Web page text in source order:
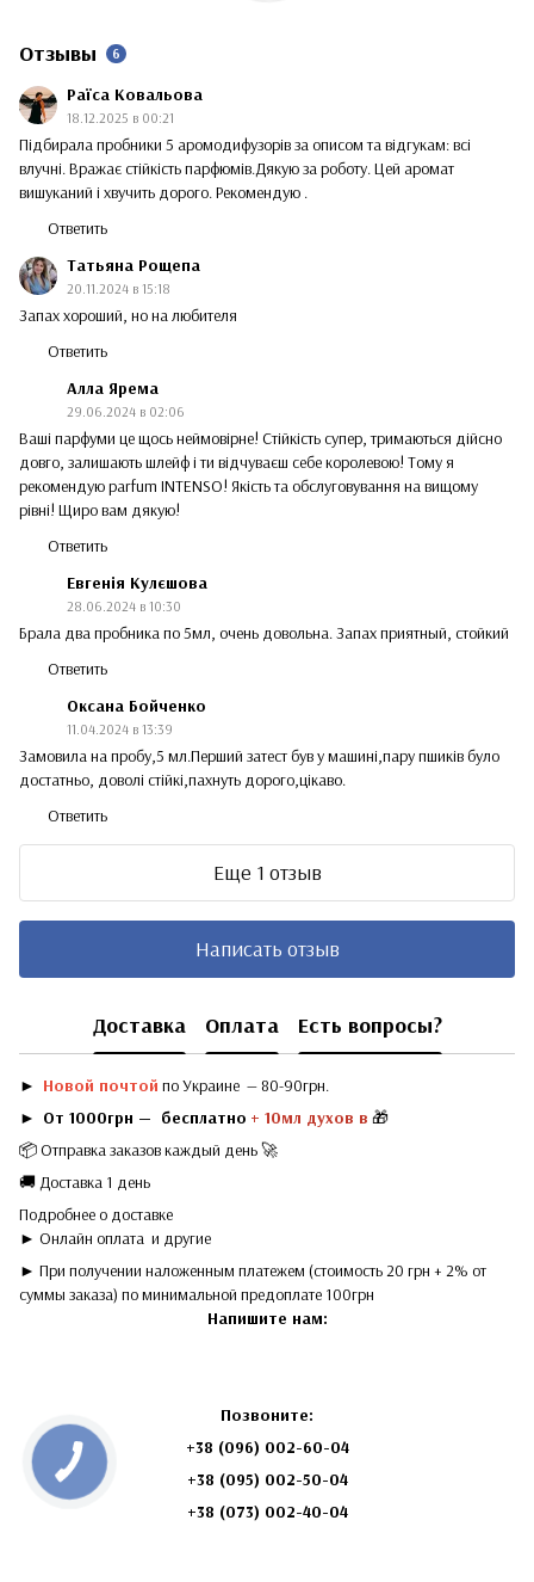
Отзывы 6
Раїса Ковальова
18.12.2025 в 00:21
Підбирала пробники 5 аромодифузорів за описом та відгукам: всі
влучні. Вражає стійкість парфюмів.Дякую за роботу. Цей аромат
вишуканий і хвучить дорого. Рекомендую .
Ответить
Татьяна Рощепа
20.11.2024 в 15:18
Запах хороший, но на любителя
Ответить
Алла Ярема
29.06.2024 в 02:06
Ваші парфуми це щось неймовірне! Стійкість супер, тримаються дійсно
довго, залишають шлейф і ти відчуваєш себе королевою! Тому я
рекомендую parfum INTENSO! Якість та обслуговування на вищому
рівні! Щиро вам дякую!
Ответить
Евгенія Кулєшова
28.06.2024 в 10:30
Брала два пробника по 5мл, очень довольна. Запах приятный, стойкий
Ответить
Оксана Бойченко
11.04.2024 в 13:39
Замовила на пробу,5 мл.Перший затест був у машині,пару пшиків було
достатньо, доволі стійкі,пахнуть дорого,цікаво.
Ответить
Еще 1 отзыв
Написать отзыв
Доставка Оплата Есть вопросы?
► Новой почтой по Украине — 80-90грн.
► От 1000грн — бесплатно + 10мл духов в 🎁
📦 Отправка заказов каждый день 🚀
🚚 Доставка 1 день
Подробнее о доставке
► Онлайн оплата и другие
► При получении наложенным платежем (стоимость 20 грн + 2% от
суммы заказа) по минимальной предоплате 100грн
Напишите нам:
Позвоните:
+38 (096) 002-60-04
+38 (095) 002-50-04
+38 (073) 002-40-04